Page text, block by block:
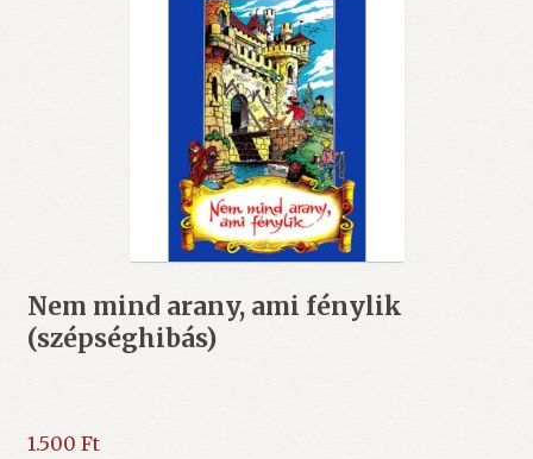
Nem mind arany, ami fénylik
(szépséghibás)
1.500 Ft